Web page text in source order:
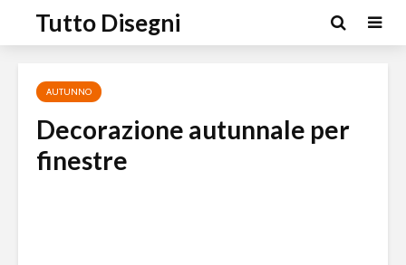
Tutto Disegni
AUTUNNO
Decorazione autunnale per
finestre